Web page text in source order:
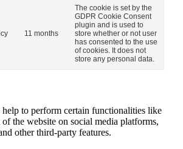
11 months
The cookie is set by the
GDPR Cookie Consent
plugin and is used to
store whether or not user
has consented to the use
of cookies. It does not
store any personal data.
to perform certain functionalities like
the website on social media platforms,
other third-party features.